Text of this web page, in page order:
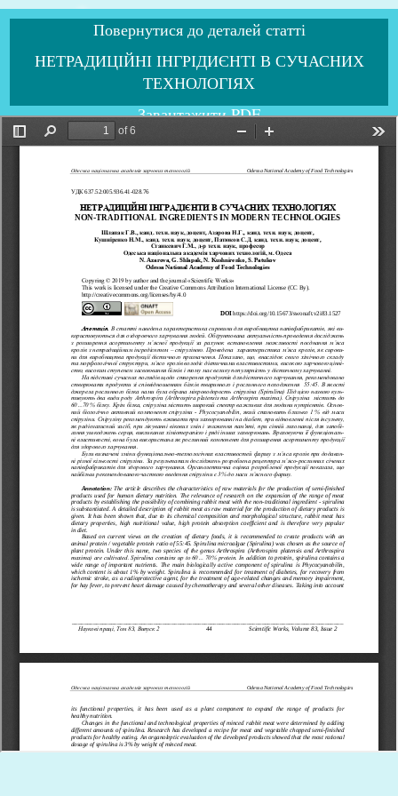
Повернутися до деталей статті
НЕТРАДИЦІЙНІ ІНГРІДИЄНТІ В СУЧАСНИХ
ТЕХНОЛОГІЯХ
Завантажити PDF